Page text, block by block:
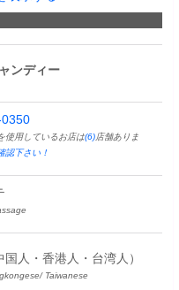
ンディー
使用しているお店は(6)店舗ありま
認下さい！
人・香港人・台湾人）
Taiwanese